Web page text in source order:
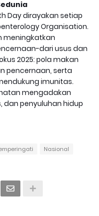
Day dirayakan setiap
Organisation.
meningkatkan
dari usus dan
2025: pola makan
pencernaan, serta
imunitas.
mengadakan
dan penyuluhan hidup
Nasional